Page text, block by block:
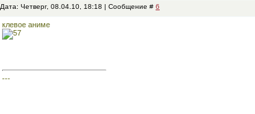
Дата: Четверг, 08.04.10, 18:18 | Сообщение # 6
клевое аниме
---